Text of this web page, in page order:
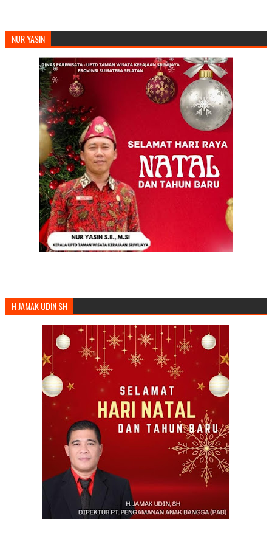
NUR YASIN
H JAMAK UDIN SH